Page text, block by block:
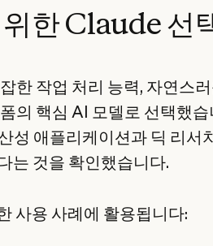
한 Claude 선
한 작업 처리 능력, 자연스
의 핵심 AI 모델로 선택했습
성 애플리케이션과 딕 리서
는 것을 확인했습니다.
사용 사례에 활용됩니다: